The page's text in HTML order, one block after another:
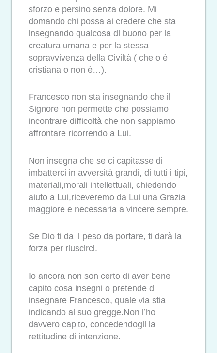
sforzo e persino senza dolore. Mi
domando chi possa ai credere che sta
insegnando qualcosa di buono per la
creatura umana e per la stessa
sopravvivenza della Civiltà ( che o è
cristiana o non è…).
Francesco non sta insegnando che il
Signore non permette che possiamo
incontrare difficoltà che non sappiamo
affrontare ricorrendo a Lui.
Non insegna che se ci capitasse di
imbatterci in avversità grandi, di tutti i tipi,
materiali,morali intellettuali, chiedendo
aiuto a Lui,riceveremo da Lui una Grazia
maggiore e necessaria a vincere sempre.
Se Dio ti da il peso da portare, ti darà la
forza per riuscirci.
Io ancora non son certo di aver bene
capito cosa insegni o pretende di
insegnare Francesco, quale via stia
indicando al suo gregge.Non l’ho
davvero capito, concedendogli la
rettitudine di intenzione.